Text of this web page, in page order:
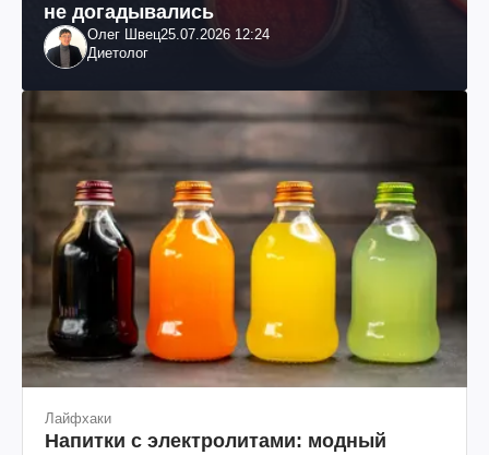
не догадывались
Олег Швец25.07.2026 12:24
Диетолог
Лайфхаки
Напитки с электролитами: модный